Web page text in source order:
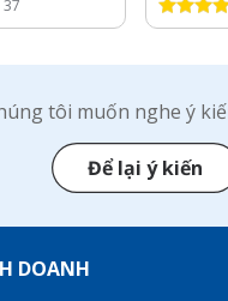
37
tôi muốn nghe ý
Để lại ý kiến
DOANH